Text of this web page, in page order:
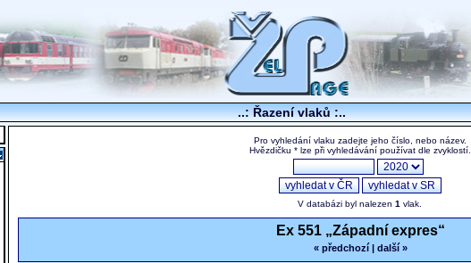
..: Řazení vlaků :..
Pro vyhledání vlaku zadejte jeho číslo, nebo název.
Hvězdičku * lze při vyhledávání používat dle zvyklostí.
V databázi byl nalezen 1 vlak.
Ex 551 „Západní expres“
« předchozí| další »